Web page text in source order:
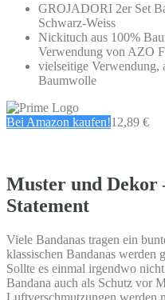
GROJADORI 2er Set
Schwarz-Weiss
Nickituch aus 100%
Verwendung von AZO
vielseitige Verwendung,
Baumwolle
Bei Amazon kaufen!12,89 €
Muster und Dekor
Statement
Viele Bandanas tragen ein
klassischen Bandanas werden
Sollte es einmal irgendwo
Bandana auch als Schutz vor